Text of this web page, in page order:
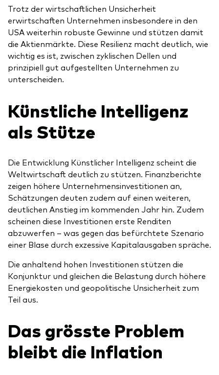
Trotz der wirtschaftlichen Unsicherheit
erwirtschaften Unternehmen insbesondere in den
USA weiterhin robuste Gewinne und stützen damit
die Aktienmärkte. Diese Resilienz macht deutlich, wie
wichtig es ist, zwischen zyklischen Dellen und
prinzipiell gut aufgestellten Unternehmen zu
unterscheiden.
Künstliche Intelligenz
als Stütze
Die Entwicklung Künstlicher Intelligenz scheint die
Weltwirtschaft deutlich zu stützen. Finanzberichte
zeigen höhere Unternehmensinvestitionen an,
Schätzungen deuten zudem auf einen weiteren,
deutlichen Anstieg im kommenden Jahr hin. Zudem
scheinen diese Investitionen erste Renditen
abzuwerfen – was gegen das befürchtete Szenario
einer Blase durch exzessive Kapitalausgaben spräche.
Die anhaltend hohen Investitionen stützen die
Konjunktur und gleichen die Belastung durch höhere
Energiekosten und geopolitische Unsicherheit zum
Teil aus.
Das grösste Problem
bleibt die Inflation